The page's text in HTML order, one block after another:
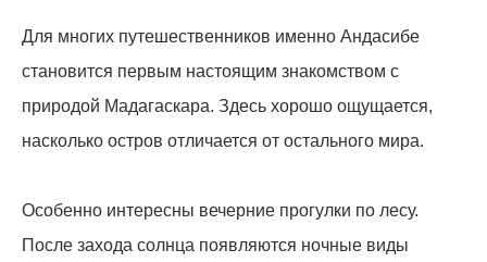
Для многих путешественников именно Андасибе
становится первым настоящим знакомством с
природой Мадагаскара. Здесь хорошо ощущается,
насколько остров отличается от остального мира.
Особенно интересны вечерние прогулки по лесу.
После захода солнца появляются ночные виды